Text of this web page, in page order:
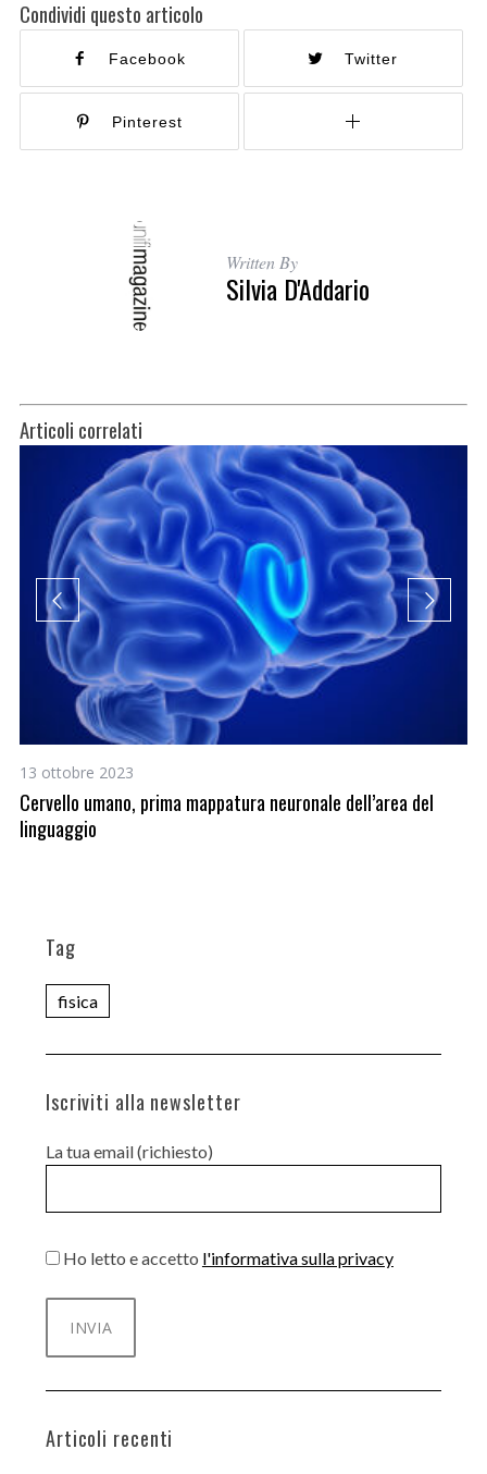
Condividi questo articolo
Facebook Twitter
Pinterest
Written By
Silvia D'Addario
Articoli correlati
13 ottobre 2023
Cervello umano, prima mappatura neuronale dell’area del
linguaggio
Tag
fisica
Iscriviti alla newsletter
La tua email (richiesto)
Ho letto e accetto l'informativa sulla privacy
Articoli recenti